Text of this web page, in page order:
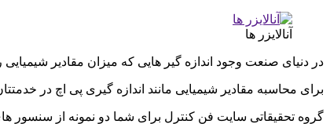
آنالایزر ها
در دنیای صنعت وجود اندازه گیر هایی که میزان مقادیر
برای محاسبه مقادیر شیمیایی مانند اندازه گیری پی اچ در
گروه تحقیقاتی سایت فن کنترل برای شما دو نمونه از سنسور